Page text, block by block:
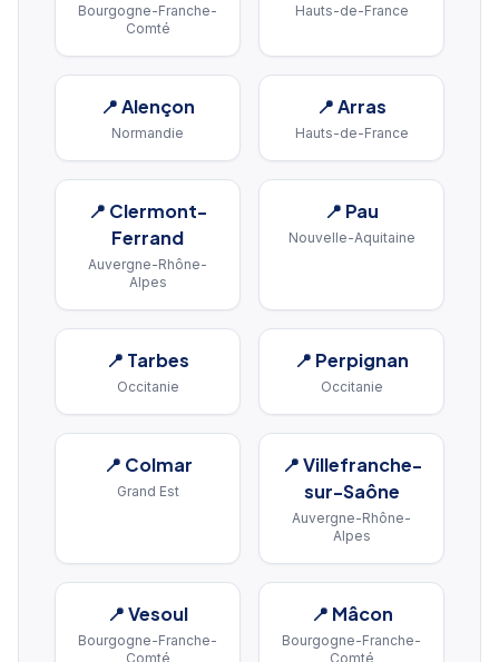
Bourgogne-Franche-
Comté
Hauts-de-France
📍Alençon
Normandie
📍Arras
Hauts-de-France
📍 Clermont-
Ferrand
Auvergne-Rhône-
Alpes
📍 Pau
Nouvelle-Aquitaine
📍 Tarbes
Occitanie
📍 Perpignan
Occitanie
📍 Colmar
Grand Est
📍Villefranche-
sur-Saône
Auvergne-Rhône-
Alpes
📍Vesoul
Bourgogne-Franche-
Comté
📍 Mâcon
Bourgogne-Franche-
Comté